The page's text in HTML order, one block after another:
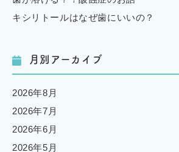
キシリトールはなぜ歯にいいの？
月別アーカイブ
2026年8月
2026年7月
2026年6月
2026年5月